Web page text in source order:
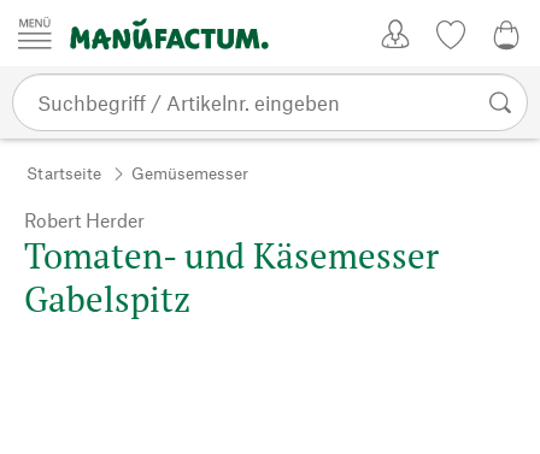
Zum Inhalt springen
Startseite Gemüsemesser
Robert Herder
Tomaten- und Käsemesser
Gabelspitz